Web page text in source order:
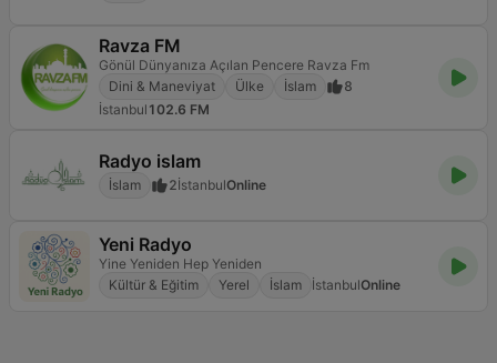
Ravza FM
Gönül Dünyanıza Açılan Pencere Ravza Fm
Dini & Maneviyat
Ülke İslam
8
İstanbul 102.6 FM
Radyo islam
İslam 2İstanbulOnline
Yeni Radyo
Yine Yeniden Hep Yeniden
Kültür & Eğitim
Yerel İslam İstanbulOnline